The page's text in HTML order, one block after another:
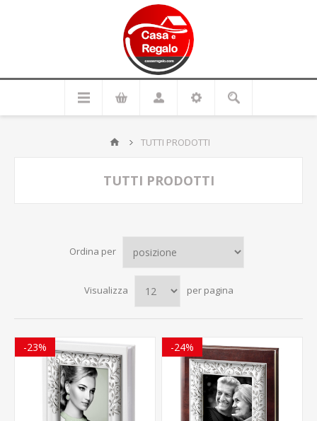
TUTTI PRODOTTI
TUTTI PRODOTTI
Ordina per
Visualizza per pagina
-23% -24%